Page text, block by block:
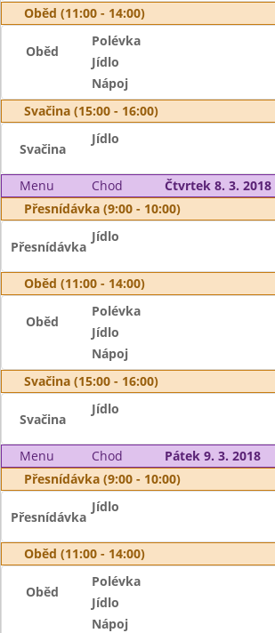
Oběd (11:00 - 14:00)
Oběd
Polévka
Jídlo
Nápoj
Svačina (15:00 - 16:00)
Svačina
Jídlo
Menu Chod
Čtvrtek 8. 3. 2018
Přesnídávka (9:00 - 10:00)
Přesnídávka
Jídlo
Oběd (11:00 - 14:00)
Oběd
Polévka
Jídlo
Nápoj
Svačina (15:00 - 16:00)
Svačina
Jídlo
Menu Chod
Pátek 9. 3. 2018
Přesnídávka (9:00 - 10:00)
Přesnídávka
Jídlo
Oběd (11:00 - 14:00)
Oběd
Polévka
Jídlo
Nápoj